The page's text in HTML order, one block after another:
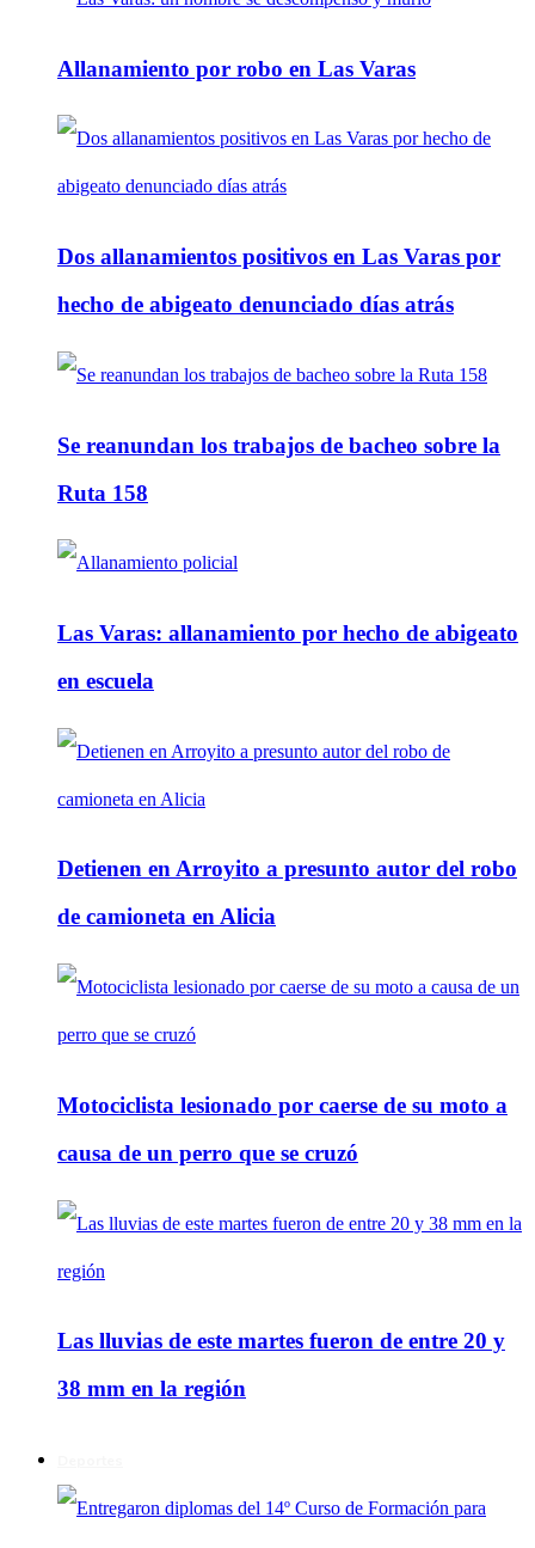
Allanamiento por robo en Las Varas
Dos allanamientos positivos en Las Varas por
hecho de abigeato denunciado días atrás
Se reanundan los trabajos de bacheo sobre la
Ruta 158
Las Varas: allanamiento por hecho de abigeato
en escuela
Detienen en Arroyito a presunto autor del robo
de camioneta en Alicia
Motociclista lesionado por caerse de su moto a
causa de un perro que se cruzó
Las lluvias de este martes fueron de entre 20 y
38 mm en la región